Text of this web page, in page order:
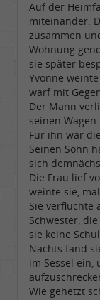
Auf der
miteinander.
zusammen
Wohnung
sie später
Yvonne
warf mit
Der Mann
seinen Wagen.
Für ihn war
Seinen Sohn
sich
Die Frau lief
weinte sie,
Sie verfluchte
Schwester,
sie keine
Nachts fand
im Sessel ein,
Wie gehetzt